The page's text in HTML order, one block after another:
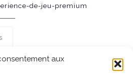
aux
de-jeu-premium